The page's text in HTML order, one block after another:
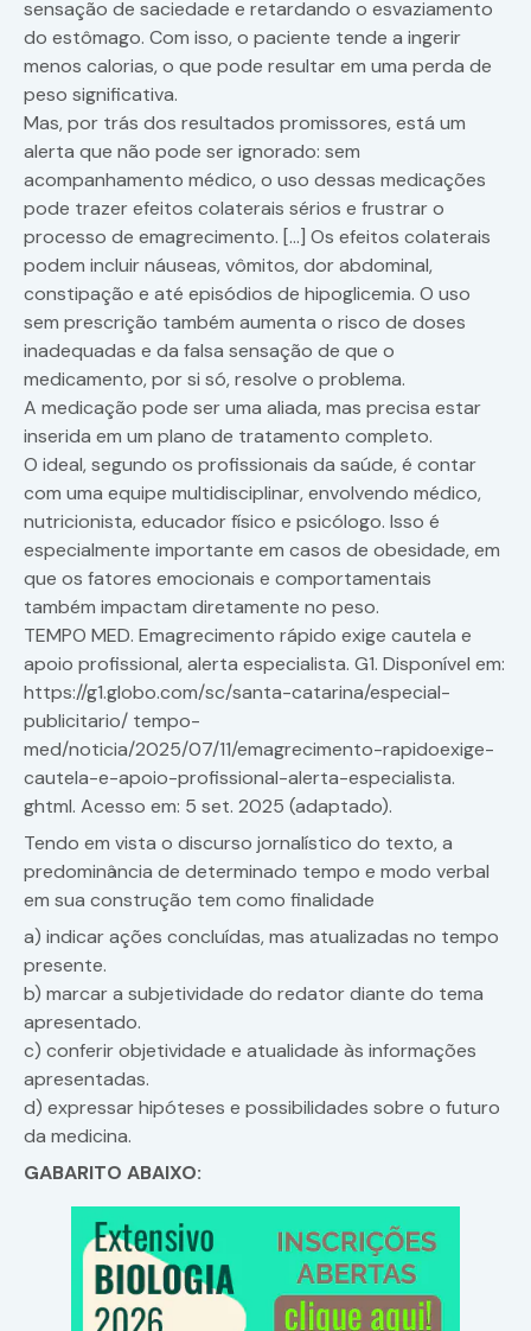
sensação de saciedade e retardando o esvaziamento
do estômago. Com isso, o paciente tende a ingerir
menos calorias, o que pode resultar em uma perda de
peso significativa.
Mas, por trás dos resultados promissores, está um
alerta que não pode ser ignorado: sem
acompanhamento médico, o uso dessas medicações
pode trazer efeitos colaterais sérios e frustrar o
processo de emagrecimento. […] Os efeitos colaterais
podem incluir náuseas, vômitos, dor abdominal,
constipação e até episódios de hipoglicemia. O uso
sem prescrição também aumenta o risco de doses
inadequadas e da falsa sensação de que o
medicamento, por si só, resolve o problema.
A medicação pode ser uma aliada, mas precisa estar
inserida em um plano de tratamento completo.
O ideal, segundo os profissionais da saúde, é contar
com uma equipe multidisciplinar, envolvendo médico,
nutricionista, educador físico e psicólogo. Isso é
especialmente importante em casos de obesidade, em
que os fatores emocionais e comportamentais
também impactam diretamente no peso.
TEMPO MED. Emagrecimento rápido exige cautela e
apoio profissional, alerta especialista. G1. Disponível em:
https://g1.globo.com/sc/santa-catarina/especial-
publicitario/ tempo-
med/noticia/2025/07/11/emagrecimento-rapidoexige-
cautela-e-apoio-profissional-alerta-especialista.
ghtml. Acesso em: 5 set. 2025 (adaptado).
Tendo em vista o discurso jornalístico do texto, a
predominância de determinado tempo e modo verbal
em sua construção tem como finalidade
a) indicar ações concluídas, mas atualizadas no tempo
presente.
b) marcar a subjetividade do redator diante do tema
apresentado.
c) conferir objetividade e atualidade às informações
apresentadas.
d) expressar hipóteses e possibilidades sobre o futuro
da medicina.
GABARITO ABAIXO: